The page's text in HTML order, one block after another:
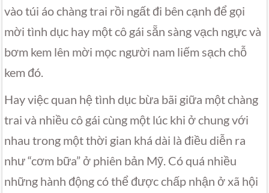
vào túi áo chàng trai rồi ngất đi bên cạnh để gọi
mời tình dục hay một cô gái sẵn sàng vạch ngực và
bơm kem lên mời mọc người nam liếm sạch chỗ
kem đó.
Hay việc quan hệ tình dục bừa bãi giữa một chàng
trai và nhiều cô gái cùng một lúc khi ở chung với
nhau trong một thời gian khá dài là điều diễn ra
như “cơm bữa” ở phiên bản Mỹ. Có quá nhiều
những hành động có thể được chấp nhận ở xã hội